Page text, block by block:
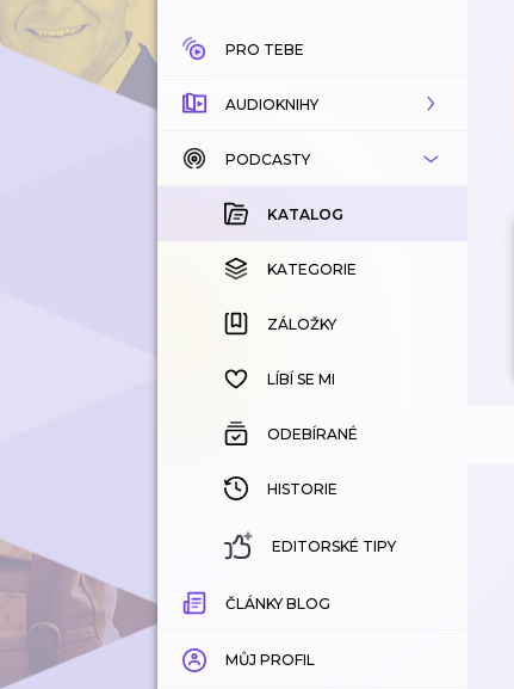
PRO TEBE
AUDIOKNIHY
KATALOG
KOUPENÉ
KATEGORIE
ZÁLOŽKY
HISTORIE
PODCASTY
KATALOG
KATEGORIE
ZÁLOŽKY
LÍBÍ SE MI
ODEBÍRANÉ
HISTORIE
EDITORSKÉ TIPY
ČLÁNKY BLOG
MŮJ PROFIL